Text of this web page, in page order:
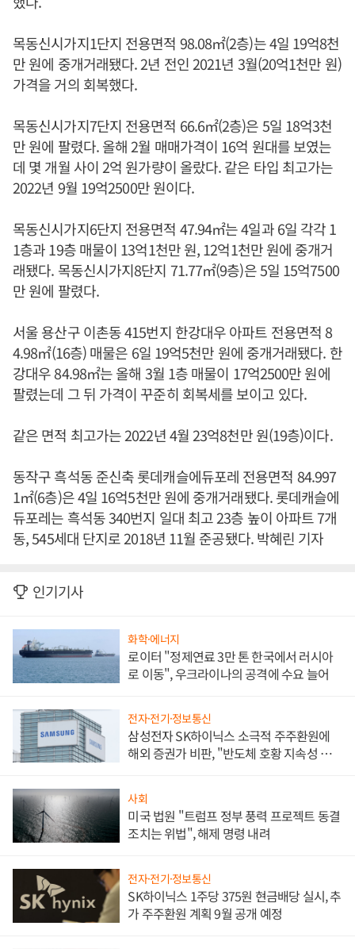
목동신시가지1단지 전용면적 98.08㎡(2층)는 4일 19억8천
만 원에 중개거래됐다. 2년 전인 2021년 3월(20억1천만 원)
가격을 거의 회복했다.
목동신시가지7단지 전용면적 66.6㎡(2층)은 5일 18억3천
만 원에 팔렸다. 올해 2월 매매가격이 16억 원대를 보였는
데 몇 개월 사이 2억 원가량이 올랐다. 같은 타입 최고가는
2022년 9월 19억2500만 원이다.
목동신시가지6단지 전용면적 47.94㎡는 4일과 6일 각각 1
1층과 19층 매물이 13억1천만 원, 12억1천만 원에 중개거
래됐다. 목동신시가지8단지 71.77㎡(9층)은 5일 15억7500
만 원에 팔렸다.
서울 용산구 이촌동 415번지 한강대우 아파트 전용면적 8
4.98㎡(16층) 매물은 6일 19억5천만 원에 중개거래됐다. 한
강대우 84.98㎡는 올해 3월 1층 매물이 17억2500만 원에
팔렸는데 그 뒤 가격이 꾸준히 회복세를 보이고 있다.
같은 면적 최고가는 2022년 4월 23억8천만 원(19층)이다.
동작구 흑석동 준신축 롯데캐슬에듀포레 전용면적 84.997
1㎡(6층)은 4일 16억5천만 원에 중개거래됐다. 롯데캐슬에
듀포레는 흑석동 340번지 일대 최고 23층 높이 아파트 7개
동, 545세대 단지로 2018년 11월 준공됐다. 박혜린 기자
인기기사
화학·에너지
로이터 "정제연료 3만 톤 한국에서 러시아
로 이동", 우크라이나의 공격에 수요 늘어
전자·전기·정보통신
삼성전자 SK하이닉스 소극적 주주환원에
해외 증권가 비판, "반도체 호황 지속성 의
사회
미국 법원 "트럼프 정부 풍력 프로젝트 동결
조치는 위법", 해제 명령 내려
전자·전기·정보통신
SK하이닉스 1주당 375원 현금배당 실시, 추
가 주주환원 계획 9월 공개 예정